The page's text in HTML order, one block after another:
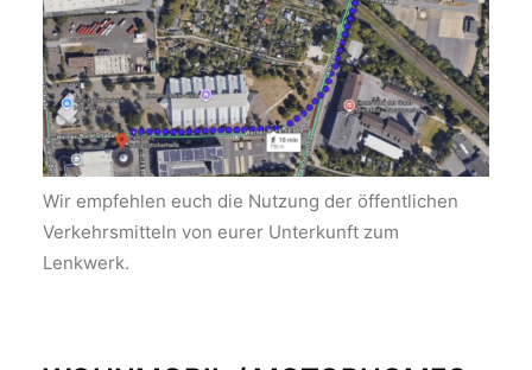
Wir empfehlen euch die Nutzung der öffentlichen
Verkehrsmitteln von eurer Unterkunft zum
Lenkwerk.